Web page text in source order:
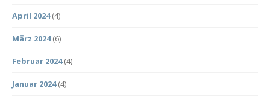
April 2024(4)
März 2024(6)
Februar 2024(4)
Januar 2024(4)